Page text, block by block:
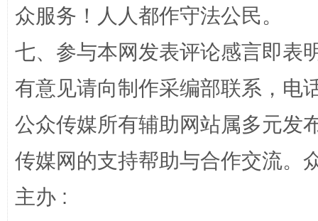
众服务！人人都作守法公民。
七、参与本网发表评论感言即表
有意见请向制作采编部联系，电
公众传媒所有辅助网站属多元发
传媒网的支持帮助与合作交流。
主办 :